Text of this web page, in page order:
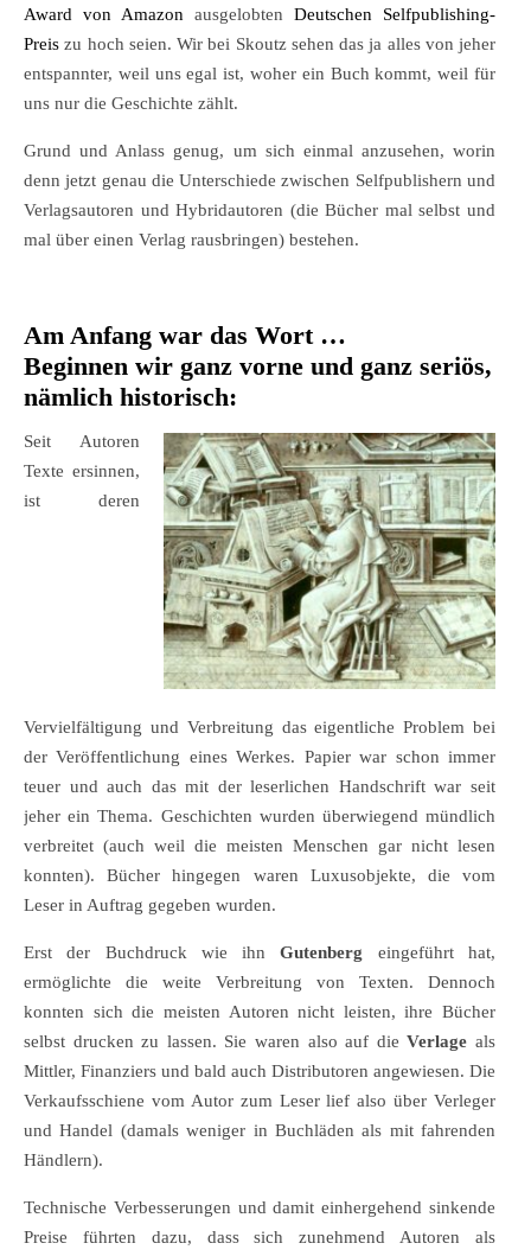
Award von Amazon ausgelobten Deutschen Selfpublishing-
Preis zu hoch seien. Wir bei Skoutz sehen das ja alles von jeher
entspannter, weil uns egal ist, woher ein Buch kommt, weil für
uns nur die Geschichte zählt.
Grund und Anlass genug, um sich einmal anzusehen, worin
denn jetzt genau die Unterschiede zwischen Selfpublishern und
Verlagsautoren und Hybridautoren (die Bücher mal selbst und
mal über einen Verlag rausbringen) bestehen.
Am Anfang war das Wort …
Beginnen wir ganz vorne und ganz seriös,
nämlich historisch:
Seit Autoren
Texte ersinnen,
ist deren
Vervielfältigung und Verbreitung das eigentliche Problem bei
der Veröffentlichung eines Werkes. Papier war schon immer
teuer und auch das mit der leserlichen Handschrift war seit
jeher ein Thema. Geschichten wurden überwiegend mündlich
verbreitet (auch weil die meisten Menschen gar nicht lesen
konnten). Bücher hingegen waren Luxusobjekte, die vom
Leser in Auftrag gegeben wurden.
Erst der Buchdruck wie ihnGutenberg eingeführt hat,
ermöglichte die weite Verbreitung von Texten. Dennoch
konnten sich die meisten Autoren nicht leisten, ihre Bücher
selbst drucken zu lassen. Sie waren also auf dieVerlage als
Mittler, Finanziers und bald auch Distributoren angewiesen. Die
Verkaufsschiene vom Autor zum Leser lief also über Verleger
und Handel (damals weniger in Buchläden als mit fahrenden
Händlern).
Technische Verbesserungen und damit einhergehend sinkende
Preise führten dazu, dass sich zunehmend Autoren als